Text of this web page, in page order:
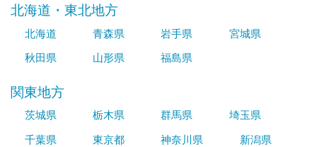
北海道・東北地方
北海道 青森県 岩手県
宮城県
秋田県
山形県 福島県
関東地方
茨城県 栃木県 群馬県
埼玉県
千葉県
東京都 神奈川県
新潟県